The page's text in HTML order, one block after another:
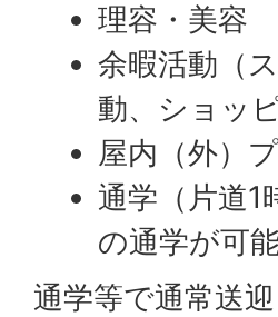
理容・美容
余暇活動（
動、ショッ
屋内（外）
通学（片道1
の通学が可
通学等で通常送